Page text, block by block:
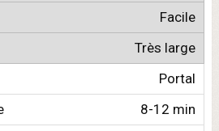
Facile
Très large
Portal
8-12 min